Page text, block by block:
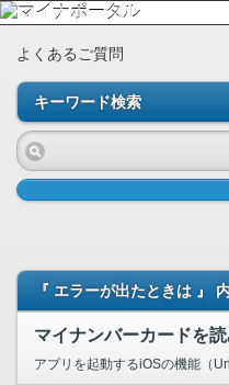
よくあるご質問
キーワード検索
『 エラーが出たときは 』
アプリを起動するiOSの機能（